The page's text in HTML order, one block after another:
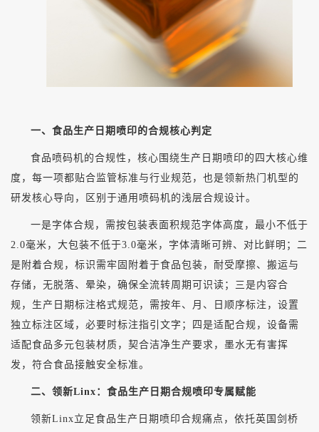
一、食品生产日期喷印的合规核心判定
食品喷码机的合规性，核心围绕生产日期喷印的四大核心维
度，每一项都贴合监管标准与行业规范，也是领新热门机型的
研发核心导向，区别于通用喷码机的浅层合规设计。
一是字体合规，需按包装表面积规范字体高度，最小不低于
2.0毫米，大包装不低于3.0毫米，字体清晰可辨、对比鲜明；二
是附着合规，标识需牢固附着于食品包装，耐受摩擦、搬运与
存储，无脱落、晕染，确保全流转周期可识读；三是内容合
规，生产日期标注格式规范，需按年、月、日顺序标注，设置
独立标注区域，必要时标注指引文字；四是适配合规，设备需
适配食品多元包装材质，契合洁净生产要求，墨水无有害挥
发，符合食品接触安全标准。
二、领新Linx：食品生产日期合规喷印专属赋能
领新Linx立足食品生产日期喷印合规痛点，依托英国剑桥